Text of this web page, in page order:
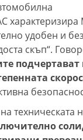
характеризира
удобен и
скъп“.
техническата